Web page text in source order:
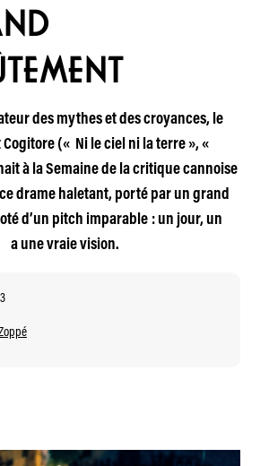
des mythes et des croyances, le
(« Ni le ciel ni la terre », «
à la Semaine de la critique cannoise
drame haletant, porté par un grand
d’un pitch imparable : un jour, un
une vraie vision.